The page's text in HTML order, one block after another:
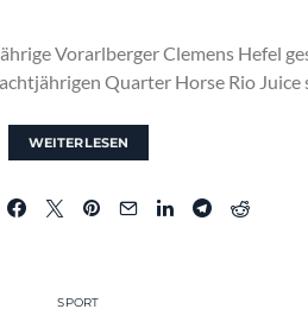
Vorarlberger Clemens Hefel
Quarter Horse Rio Juice
WEITERLESEN
SPORT